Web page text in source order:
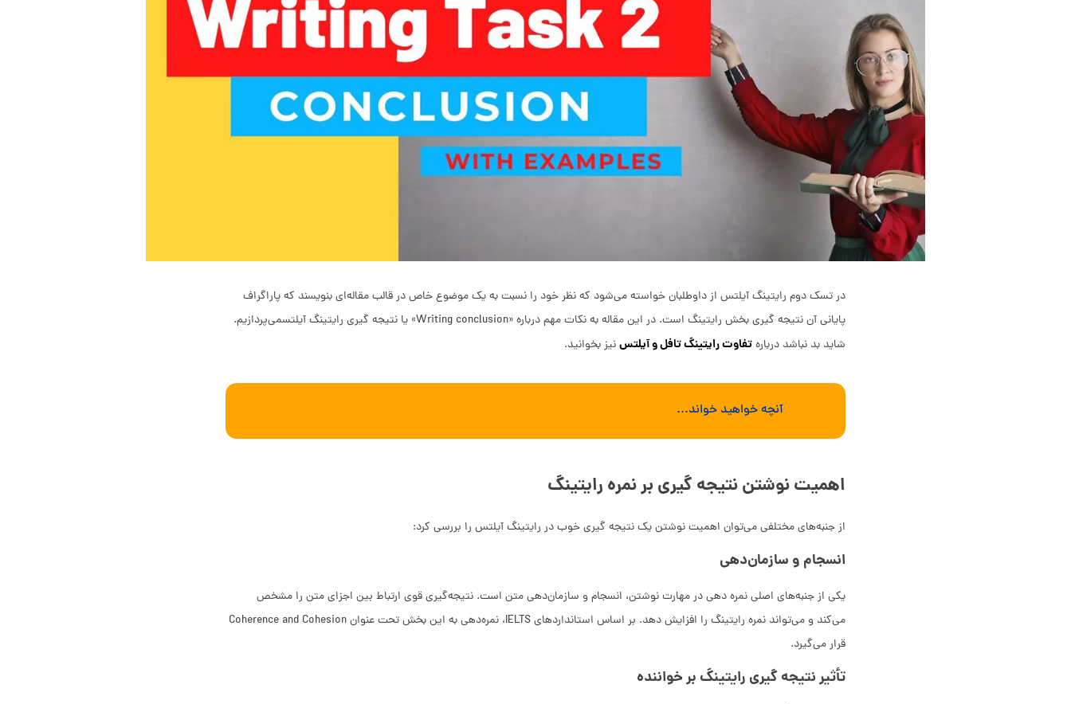
در تسک دوم رایتینگ آیلتس از داوطلبان خواسته می‌شود که نظر خود را نسبت به یک موضوع خاص در قالب مقاله‌ای بنویسند که پاراگراف
پایانی آن نتیجه گیری بخش رایتینگ است. در این مقاله به نکات مهم درباره «Writing conclusion» یا نتیجه گیری رایتینگ آیلتسمی‌پردازیم.
شاید بد نباشد دربارهتفاوت رایتینگ تافل و آیلتسنیز بخوانید.
آنچه خواهید خواند...
اهمیت نوشتن نتیجه گیری بر نمره رایتینگ
از جنبه‌های مختلفی می‌توان اهمیت نوشتن یک نتیجه گیری خوب در رایتینگ آیلتس را بررسی کرد:
انسجام و سازمان‌دهی
یکی از جنبه‌های اصلی نمره‌ دهی در مهارت نوشتن، انسجام و سازمان‌دهی متن است. نتیجه‌گیری قوی ارتباط بین اجزای متن را مشخص
می‌کند و می‌تواند نمره رایتینگ را افزایش دهد. بر اساس استانداردهای IELTS، نمره‌دهی به این بخش تحت عنوان Coherence and Cohesion
قرار می‌گیرد.
تأثیر نتیجه گیری رایتینگ بر خواننده